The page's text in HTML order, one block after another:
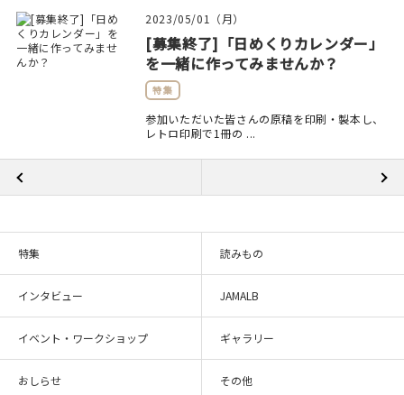
2023/05/01（月）
[募集終了]「日めくりカレンダー」
を一緒に作ってみませんか？
特集
参加いただいた皆さんの原稿を印刷・製本し、
レトロ印刷で1冊の ...
特集 読みもの
インタビュー JAMALB
イベント・ワークショップ ギャラリー
おしらせ その他